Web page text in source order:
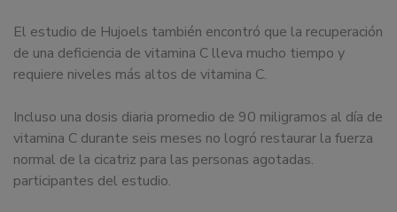
El estudio de Hujoels también encontró que la recuperación
de una deficiencia de vitamina C lleva mucho tiempo y
requiere niveles más altos de vitamina C.
Incluso una dosis diaria promedio de 90 miligramos al día de
vitamina C durante seis meses no logró restaurar la fuerza
normal de la cicatriz para las personas agotadas.
participantes del estudio.